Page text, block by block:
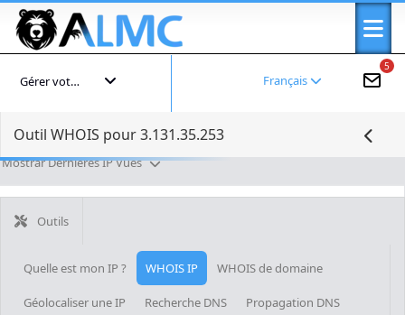
5
Français
Gérer votre compte
Outil WHOIS pour 3.131.35.253
Mostrar Dernières IP Vues
Outils
Quelle est mon IP ? WHOIS IP WHOIS de domaine
Géolocaliser une IP Recherche DNS Propagation DNS